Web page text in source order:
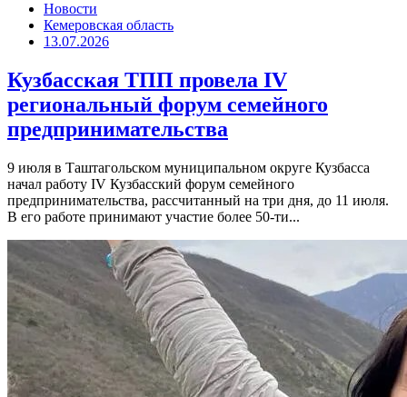
Новости
Кемеровская область
13.07.2026
Кузбасская ТПП провела IV
региональный форум семейного
предпринимательства
9 июля в Таштагольском муниципальном округе Кузбасса
начал работу IV Кузбасский форум семейного
предпринимательства, рассчитанный на три дня, до 11 июля.
В его работе принимают участие более 50-ти...